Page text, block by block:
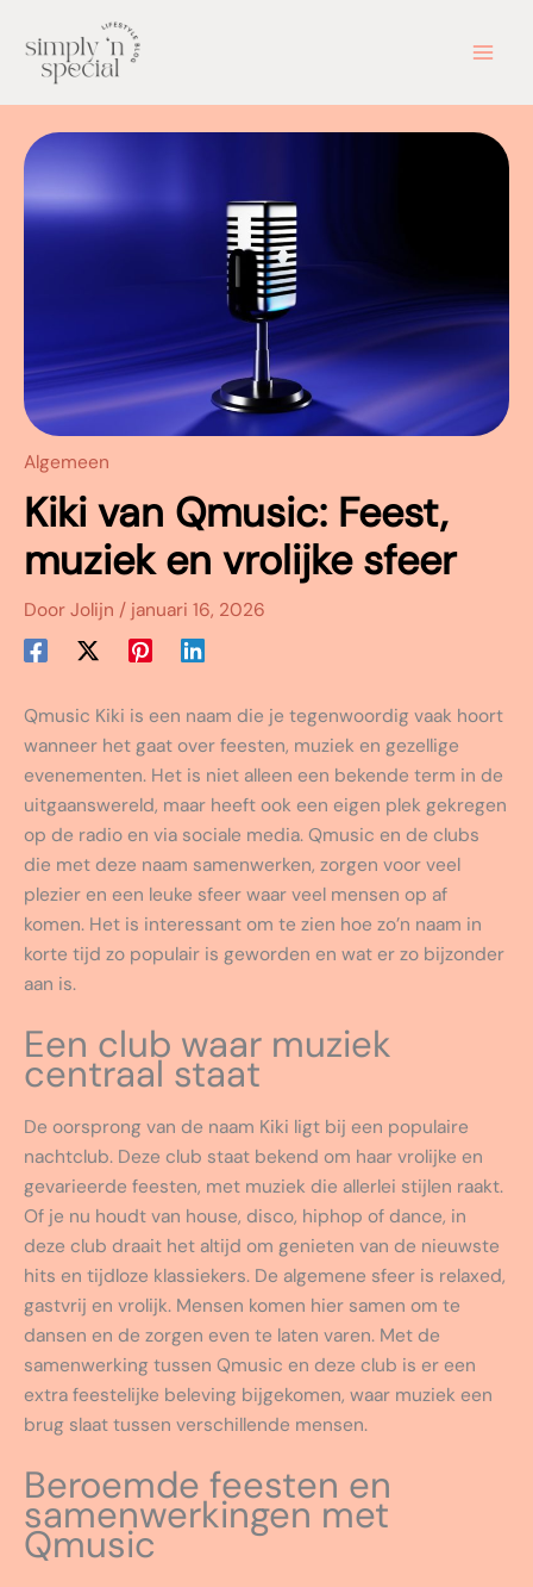
naar
inhoud
Algemeen
Kiki van Qmusic: Feest,
muziek en vrolijke sfeer
Door Jolijn / januari 16, 2026
Qmusic Kiki is een naam die je tegenwoordig vaak hoort
wanneer het gaat over feesten, muziek en gezellige
evenementen. Het is niet alleen een bekende term in de
uitgaanswereld, maar heeft ook een eigen plek gekregen
op de radio en via sociale media. Qmusic en de clubs
die met deze naam samenwerken, zorgen voor veel
plezier en een leuke sfeer waar veel mensen op af
komen. Het is interessant om te zien hoe zo’n naam in
korte tijd zo populair is geworden en wat er zo bijzonder
aan is.
Een club waar muziek
centraal staat
De oorsprong van de naam Kiki ligt bij een populaire
nachtclub. Deze club staat bekend om haar vrolijke en
gevarieerde feesten, met muziek die allerlei stijlen raakt.
Of je nu houdt van house, disco, hiphop of dance, in
deze club draait het altijd om genieten van de nieuwste
hits en tijdloze klassiekers. De algemene sfeer is relaxed,
gastvrij en vrolijk. Mensen komen hier samen om te
dansen en de zorgen even te laten varen. Met de
samenwerking tussen Qmusic en deze club is er een
extra feestelijke beleving bijgekomen, waar muziek een
brug slaat tussen verschillende mensen.
Beroemde feesten en
samenwerkingen met
Qmusic